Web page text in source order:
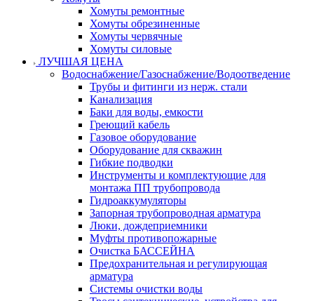
Хомуты ремонтные
Хомуты обрезиненные
Хомуты червячные
Хомуты силовые
ЛУЧШАЯ ЦЕНА
Водоснабжение/Газоснабжение/Водоотведение
Трубы и фитинги из нерж. стали
Канализация
Баки для воды, емкости
Греющий кабель
Газовое оборудование
Оборудование для скважин
Гибкие подводки
Инструменты и комплектующие для
монтажа ПП трубопровода
Гидроаккумуляторы
Запорная трубопроводная арматура
Люки, дождеприемники
Муфты противопожарные
Очистка БАССЕЙНА
Предохранительная и регулирующая
арматура
Системы очистки воды